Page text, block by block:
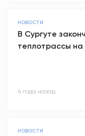
НОВОСТИ
В Сургуте
теплотрассы
4 года назад
НОВОСТИ